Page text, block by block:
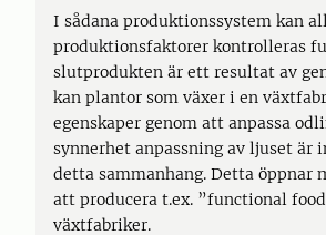
I sådana produktionssystem kan
produktionsfaktorer kontrolleras
slutprodukten är ett resultat av
kan plantor som växer i en
egenskaper genom att anpassa
synnerhet anpassning av ljuset är
detta sammanhang. Detta öppnar
att producera t.ex. ”functional
växtfabriker.